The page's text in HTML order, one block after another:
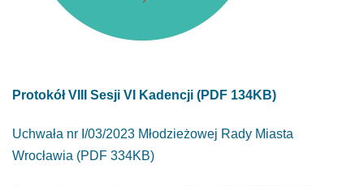
Protokół VIII Sesji VI Kadencji (PDF 134KB)
Uchwała nr I/03/2023 Młodzieżowej Rady Miasta
Wrocławia (PDF 334KB)